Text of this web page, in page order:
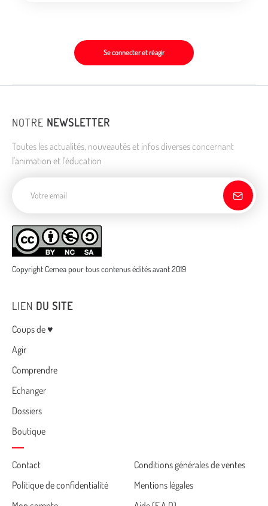
Se connecter et réagir
NOTRE NEWSLETTER
Toutes les actualités, nouveautés et infos diverses concernant
l'animation et l'éducation
Copyright Cemea pour tous contenus édités avant 2019
LIEN DU SITE
Menu
Coups de ♥
Agir
Comprendre
Echanger
Dossiers
Boutique
Cemea
footer
Contact
Conditions générales de ventes
Politique de confidentialité
Mentions légales